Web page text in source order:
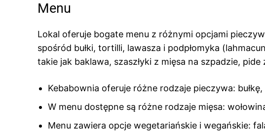
Menu
Lokal oferuje bogate menu z różnymi opcjami
spośród bułki, tortilli, lawasza i podpłomyka
takie jak baklawa, szaszłyki z mięsa na szpadzie, pide
Kebabownia oferuje różne rodzaje pieczywa:
W menu dostępne są różne rodzaje mięsa:
Menu zawiera opcje wegetariańskie i wegańskie: